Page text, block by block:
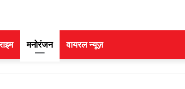
मनोरंजन वायरल न्यूज़